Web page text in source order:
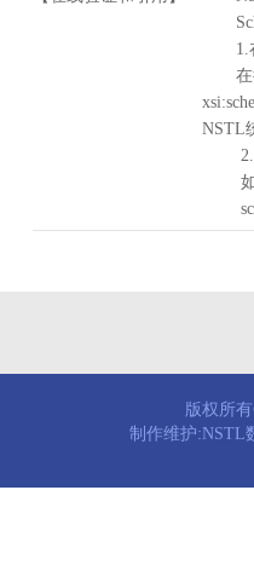
1.
在待
NSTL
2.
如需
版权所
制作维护:NSTL